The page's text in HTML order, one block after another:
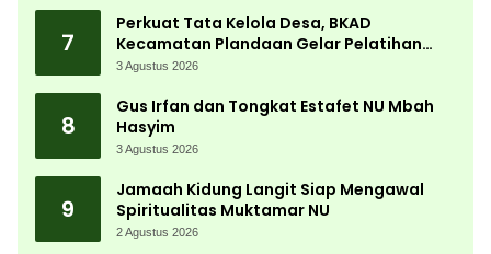
7
Perkuat Tata Kelola Desa, BKAD
Kecamatan Plandaan Gelar Pelatihan
Aparatur Pemdes
3 Agustus 2026
8
Gus Irfan dan Tongkat Estafet NU Mbah
Hasyim
3 Agustus 2026
9
Jamaah Kidung Langit Siap Mengawal
Spiritualitas Muktamar NU
2 Agustus 2026